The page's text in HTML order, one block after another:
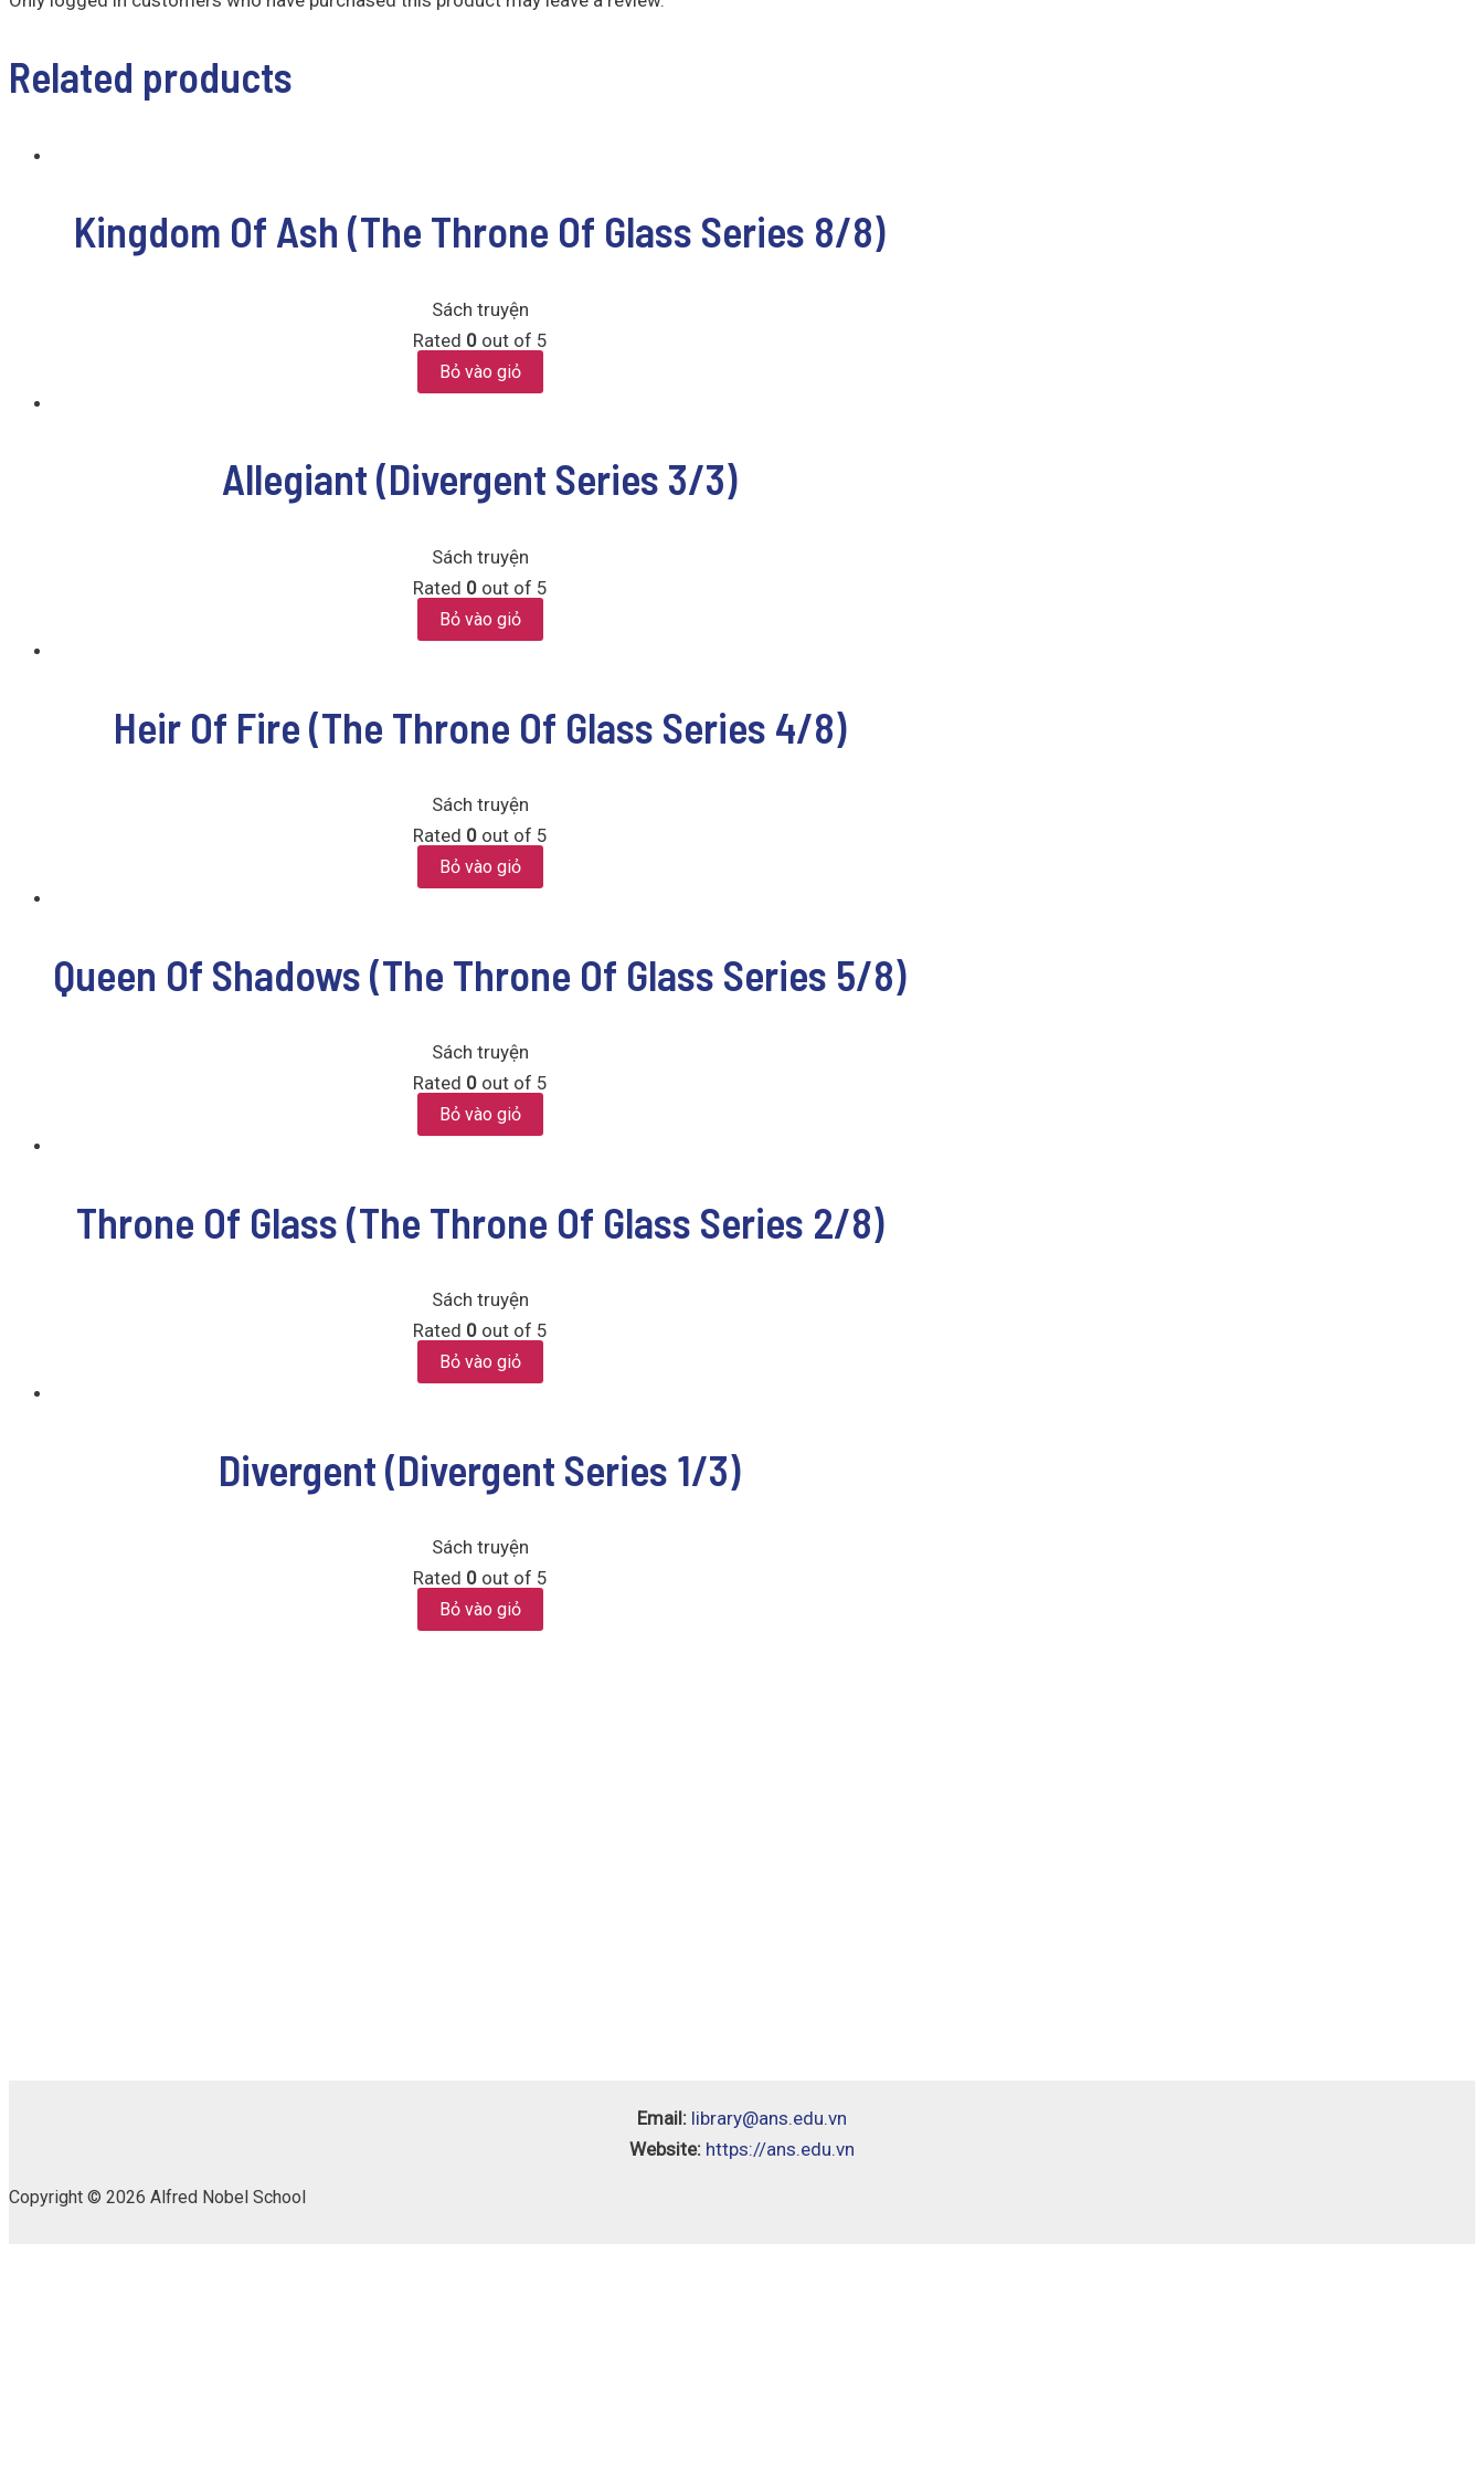
Related products
Kingdom Of Ash (The Throne Of Glass Series 8/8)
Sách truyện
Rated 0out of 5
Bỏ vào giỏ
Allegiant (Divergent Series 3/3)
Sách truyện
Rated 0out of 5
Bỏ vào giỏ
Heir Of Fire (The Throne Of Glass Series 4/8)
Sách truyện
Rated 0out of 5
Bỏ vào giỏ
Queen Of Shadows (The Throne Of Glass Series 5/8)
Sách truyện
Rated 0out of 5
Bỏ vào giỏ
Throne Of Glass (The Throne Of Glass Series 2/8)
Sách truyện
Rated 0out of 5
Bỏ vào giỏ
Divergent (Divergent Series 1/3)
Sách truyện
Rated 0out of 5
Bỏ vào giỏ
Email: library@ans.edu.vn
Website: https://ans.edu.vn
Copyright © 2026 Alfred Nobel School